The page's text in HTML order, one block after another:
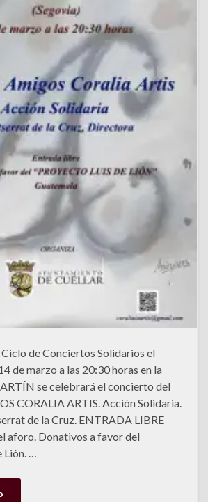
de Conciertos Solidarios el
de marzo a las 20:30 horas en la
se celebrará el concierto del
CORALIA ARTIS. Acción Solidaria.
de la Cruz. ENTRADA LIBRE
aforo. Donativos a favor del
…